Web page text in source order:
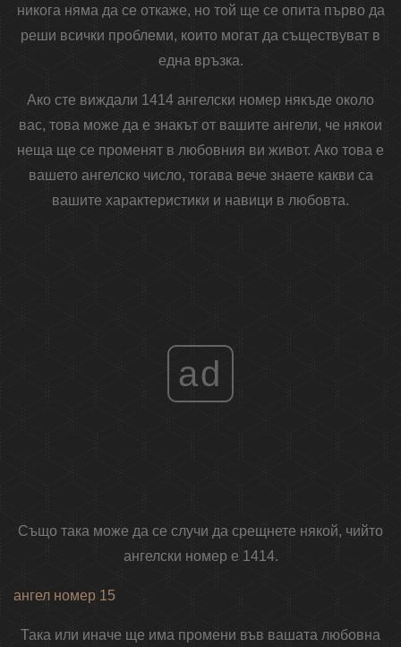
никога няма да се откаже, но той ще се опита първо да
реши всички проблеми, които могат да съществуват в
една връзка.
Ако сте виждали 1414 ангелски номер някъде около
вас, това може да е знакът от вашите ангели, че някои
неща ще се променят в любовния ви живот. Ако това е
вашето ангелско число, тогава вече знаете какви са
вашите характеристики и навици в любовта.
ad
Също така може да се случи да срещнете някой, чийто
ангелски номер е 1414.
ангел номер 15
Така или иначе ще има промени във вашата любовна